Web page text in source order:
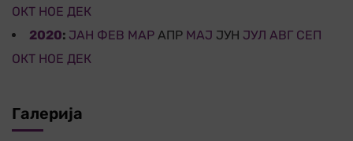
ОКТ НОЕ ДЕК
2020: ЈАН ФЕВ МАР АПР МАЈ ЈУН ЈУЛ АВГ СЕП
ОКТ НОЕ ДЕК
Галерија